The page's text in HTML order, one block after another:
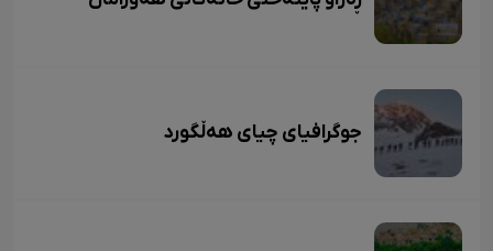
جوگرافیای چیای هەڵگورد